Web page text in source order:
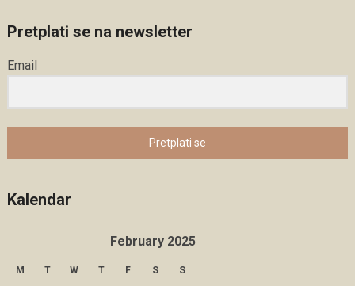
Pretplati se na newsletter
Email
Pretplati se
Kalendar
February 2025
M T W T F S S